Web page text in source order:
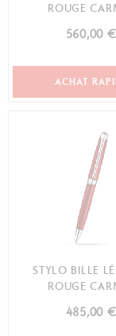
ROUGE
560,00 €
ACHAT
STYLO BILLE
ROUGE
485,00 €